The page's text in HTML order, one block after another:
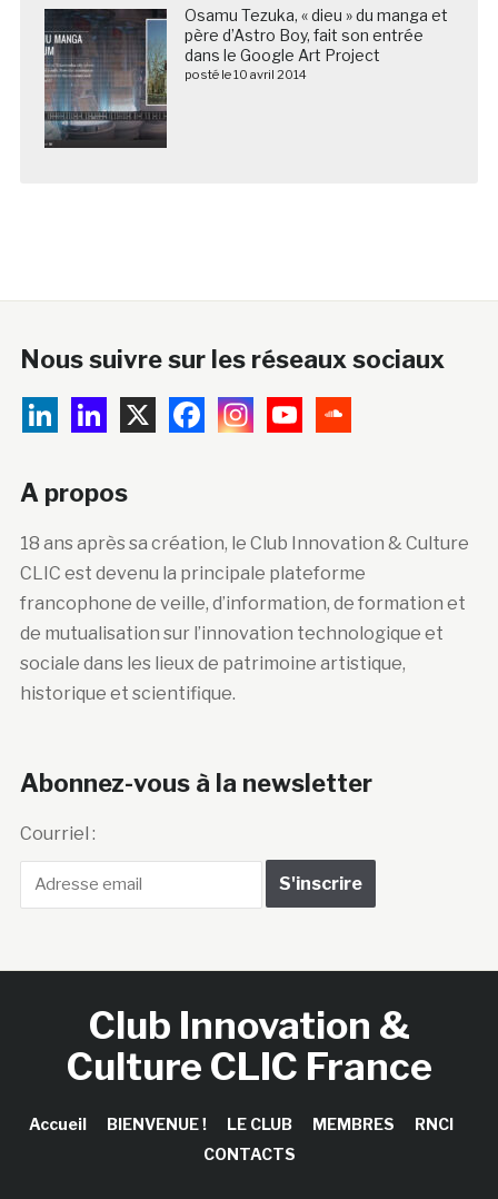
Osamu Tezuka, « dieu » du manga et
père d’Astro Boy, fait son entrée
dans le Google Art Project
posté le 10 avril 2014
Nous suivre sur les réseaux sociaux
A propos
18 ans après sa création, le Club Innovation & Culture
CLIC est devenu la principale plateforme
francophone de veille, d’information, de formation et
de mutualisation sur l’innovation technologique et
sociale dans les lieux de patrimoine artistique,
historique et scientifique.
Abonnez-vous à la newsletter
Courriel :
Club Innovation &
Culture CLIC France
Accueil BIENVENUE ! LE CLUB MEMBRES
RNCI
CONTACTS